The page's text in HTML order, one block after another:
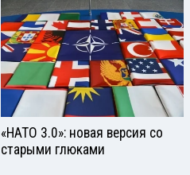
«НАТО 3.0»: новая версия со
старыми глюками